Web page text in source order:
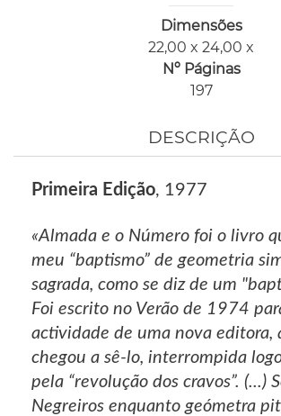
Dimensões
22,00 x 24,00 x
Nº Páginas
197
DESCRIÇÃO
Primeira Edição, 1977
«Almada e o Número foi o livro
meu “baptismo” de geometria
sagrada, como se diz de um
Foi escrito no Verão de 1974
actividade de uma nova editora,
chegou a sê-lo, interrompida
pela “revolução dos cravos”. (...)
Negreiros enquanto geómetra